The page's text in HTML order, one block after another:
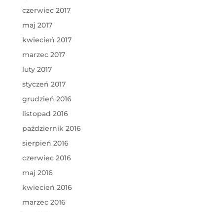
czerwiec 2017
maj 2017
kwiecień 2017
marzec 2017
luty 2017
styczeń 2017
grudzień 2016
listopad 2016
październik 2016
sierpień 2016
czerwiec 2016
maj 2016
kwiecień 2016
marzec 2016